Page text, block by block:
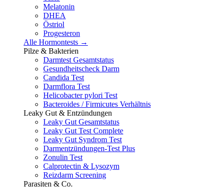
Melatonin
DHEA
Östriol
Progesteron
Alle Hormontests →
Pilze & Bakterien
Darmtest Gesamtstatus
Gesundheitscheck Darm
Candida Test
Darmflora Test
Helicobacter pylori Test
Bacteroides / Firmicutes Verhältnis
Leaky Gut & Entzündungen
Leaky Gut Gesamtstatus
Leaky Gut Test Complete
Leaky Gut Syndrom Test
Darmentzündungen-Test Plus
Zonulin Test
Calprotectin & Lysozym
Reizdarm Screening
Parasiten & Co.